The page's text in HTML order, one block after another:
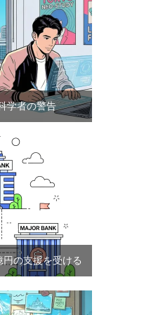
学者の警告
の支援を受ける